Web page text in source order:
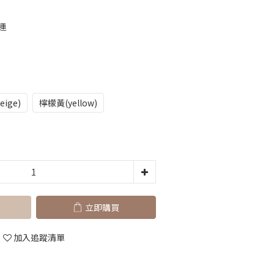
檸檬黃(yellow)
立即購買
加入追蹤清單